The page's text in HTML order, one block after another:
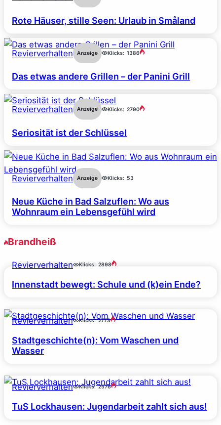
Rote Häuser, stille Seen: Urlaub in Småland
Revierverhalten Anzeige Klicks: 1386
Das etwas andere Grillen – der Panini Grill
Revierverhalten Anzeige Klicks: 2790
Seriosität ist der Schlüssel
Revierverhalten Anzeige Klicks: 53
Neue Küche in Bad Salzuflen: Wo aus
Wohnraum ein Lebensgefühl wird
Brandheiß
Revierverhalten Klicks: 2898
Innenstadt bewegt: Schule und (k)ein Ende?
Revierverhalten Klicks: 2773
Stadtgeschichte(n): Vom Waschen und
Wasser
Revierverhalten Klicks: 2576
TuS Lockhausen: Jugendarbeit zahlt sich aus!